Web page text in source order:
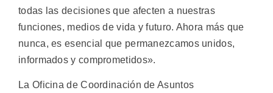
todas las decisiones que afecten a nuestras
funciones, medios de vida y futuro. Ahora más que
nunca, es esencial que permanezcamos unidos,
informados y comprometidos».
La Oficina de Coordinación de Asuntos